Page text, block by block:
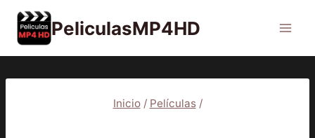
Saltar
contenido
PeliculasMP4HD
Inicio / Películas /